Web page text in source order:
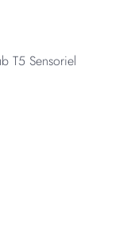
T5 Sensoriel